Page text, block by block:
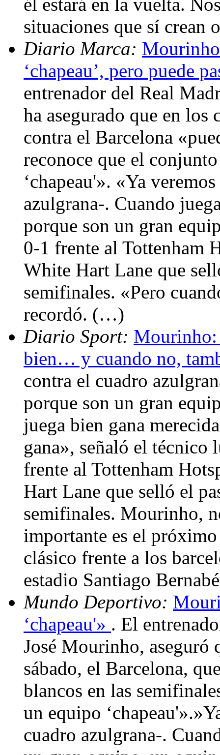
situaciones que sí
Diario Marca:
‘chapeau’, pero puede
entrenador del Real
ha asegurado que en los
contra el Barcelona
reconoce que el
‘chapeau'». «Ya
azulgrana-. Cuando
porque son un gran
0-1 frente al Tottenham
White Hart Lane que
semifinales. «Pero
recordó. (…)
Diario Sport: Mourinho:
bien… y cuando no,
contra el cuadro
porque son un gran
juega bien gana
gana», señaló el técnico
frente al Tottenham
Hart Lane que selló el
semifinales. Mourinho,
importante es el
clásico frente a los
estadio Santiago
Mundo Deportivo:
‘chapeau'» . El
José Mourinho,
sábado, el Barcelona,
blancos en las
un equipo
cuadro azulgrana-.